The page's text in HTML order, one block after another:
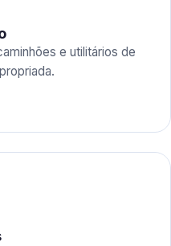
e utilitários de